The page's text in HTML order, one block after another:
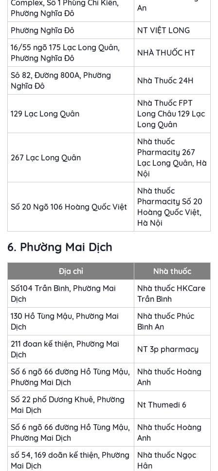
Complex, Số 1 Phùng Chí Kiên,
Phường Nghĩa Đô
An
Phường Nghĩa Đô
NT VIỆT LONG
16/55 ngõ 175 Lạc Long Quân,
Phường Nghĩa Đô
NHÀ THUỐC HT
Sô 82, Đường 800A, Phường
Nghĩa Đô
Nhà Thuốc 24H
129 Lạc Long Quân
Nhà Thuốc FPT
Long Châu 129 Lạc
Long Quân
267 Lạc Long Quân
Nhà thuốc
Pharmacity 267
Lạc Long Quân, Hà
Nội
Số 20 Ngõ 106 Hoàng Quốc Việt
Nhà thuốc
Pharmacity Số 20
Hoàng Quốc Việt,
Hà Nội
6. Phường Mai Dịch
Địa chỉ
Nhà thuốc
Số104 Trần Bình, Phường Mai
Dịch
Nhà thuốc HKCare
Trần Bình
130 Hồ Tùng Mậu, Phường Mai
Dịch
Nhà thuốc Phúc
Bình An
211 đoan kế thiện, Phường Mai
Dịch
NT 3p pharmacy
Số 6 ngõ 66 đường Hồ Tùng Mậu,
Phường Mai Dịch
Nhà thuốc Hoàng
Anh
Số 22 phố Dương Khuê, Phường
Mai Dịch
Nt Thumedi 6
Số 6 ngõ 66 đường Hồ Tùng Mậu,
Phường Mai Dịch
Nhà thuốc Hoàng
Anh
số 54, 169 doãn kế thiện, Phường
Mai Dịch
Nhà thuốc Ngọc
Hân